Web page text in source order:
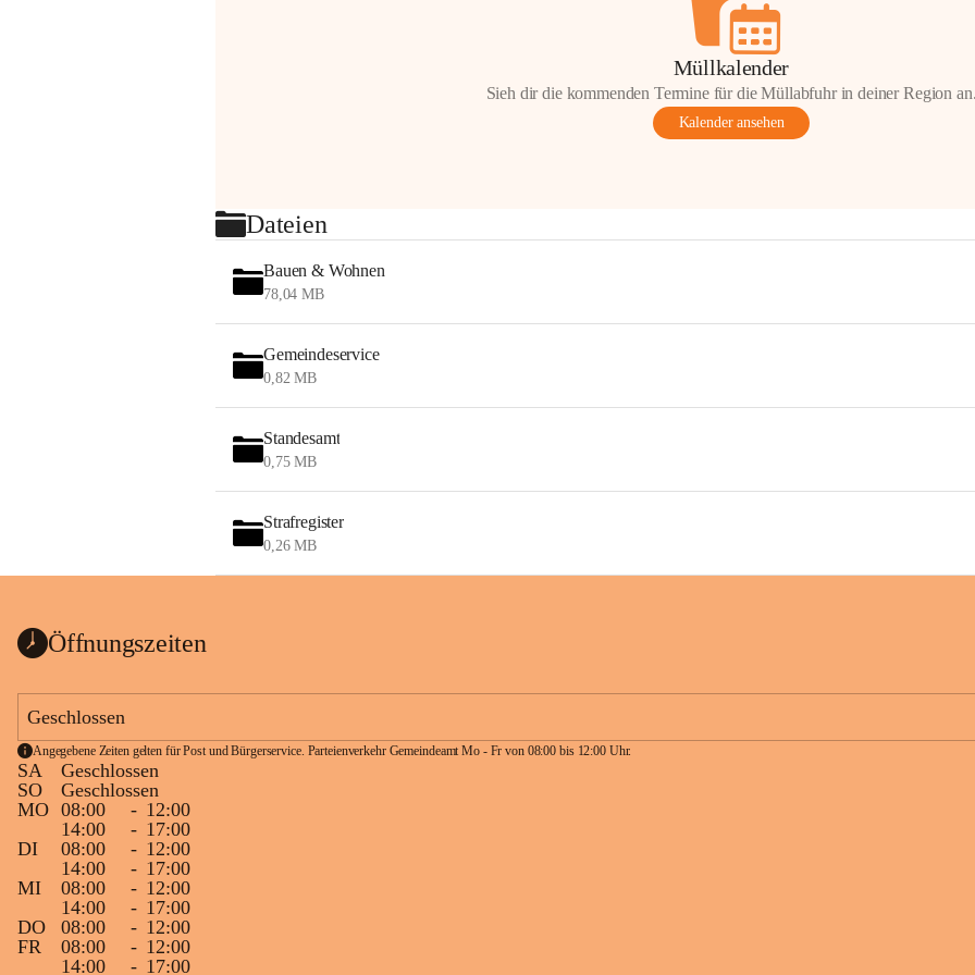
Müllkalender
Sieh dir die kommenden Termine für die Müllabfuhr in deiner Region
Kalender ansehen
Dateien
Bauen & Wohnen
78,04 MB
Gemeindeservice
0,82 MB
Standesamt
0,75 MB
Strafregister
0,26 MB
Öffnungszeiten
Geschlossen
Angegebene Zeiten gelten für Post und Bürgerservice. Parteienverkehr Gemeindeamt Mo - Fr von 08:00 bis 12:00 Uhr.
SA
Geschlossen
SO
Geschlossen
MO 08:00 - 12:00
14:00
- 17:00
DI
08:00 - 12:00
14:00
- 17:00
MI
08:00 - 12:00
14:00
- 17:00
DO
08:00 - 12:00
FR
08:00 - 12:00
14:00
- 17:00